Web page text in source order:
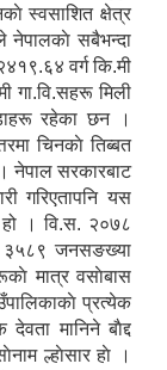
स्वसाशित क्षेत्र
नेपालकाे सबैभन्दा
वर्ग कि.मी
गा.वि.सहरू मिली
रहेका छन ।
चिनकाे तिब्बत
नेपाल सरकारबाट
गरिएतापनि यस
। वि.स. २०७८
३५८९ जनसङख्या
मात्र वसाेबास
प्रत्येक
मानिने बाैद्द
ल्हाेसार हाे ।